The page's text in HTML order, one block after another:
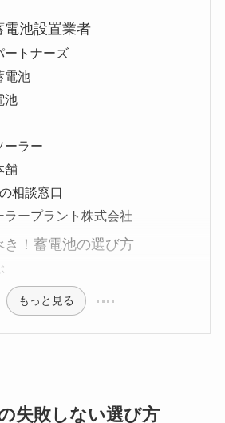
電池設置業者
ートナーズ
電池
池
ーラー
舗
相談窓口
ラープラント株式会社
き！蓄電池の選び方
もっと見る
失敗しない選び方